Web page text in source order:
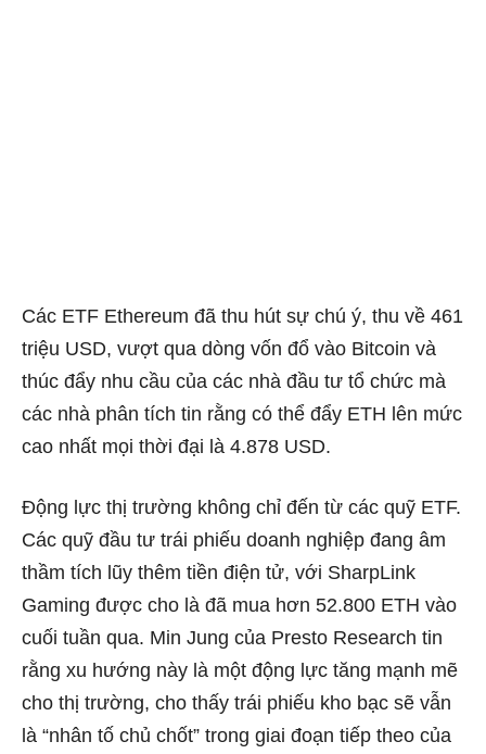
Các ETF Ethereum đã thu hút sự chú ý, thu về 461
triệu USD, vượt qua dòng vốn đổ vào Bitcoin và
thúc đẩy nhu cầu của các nhà đầu tư tổ chức mà
các nhà phân tích tin rằng có thể đẩy ETH lên mức
cao nhất mọi thời đại là 4.878 USD.
Động lực thị trường không chỉ đến từ các quỹ ETF.
Các quỹ đầu tư trái phiếu doanh nghiệp đang âm
thầm tích lũy thêm tiền điện tử, với SharpLink
Gaming được cho là đã mua hơn 52.800 ETH vào
cuối tuần qua. Min Jung của Presto Research tin
rằng xu hướng này là một động lực tăng mạnh mẽ
cho thị trường, cho thấy trái phiếu kho bạc sẽ vẫn
là “nhân tố chủ chốt” trong giai đoạn tiếp theo của